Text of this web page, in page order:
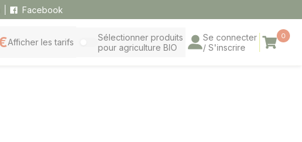
Facebook
Afficher les tarifs
Sélectionner produits
pour agriculture BIO
Se connecter
/ S'inscrire
0
Panier